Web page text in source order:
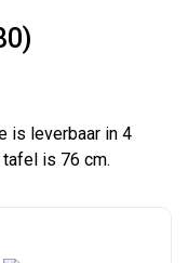
is leverbaar in 4
is 76 cm.